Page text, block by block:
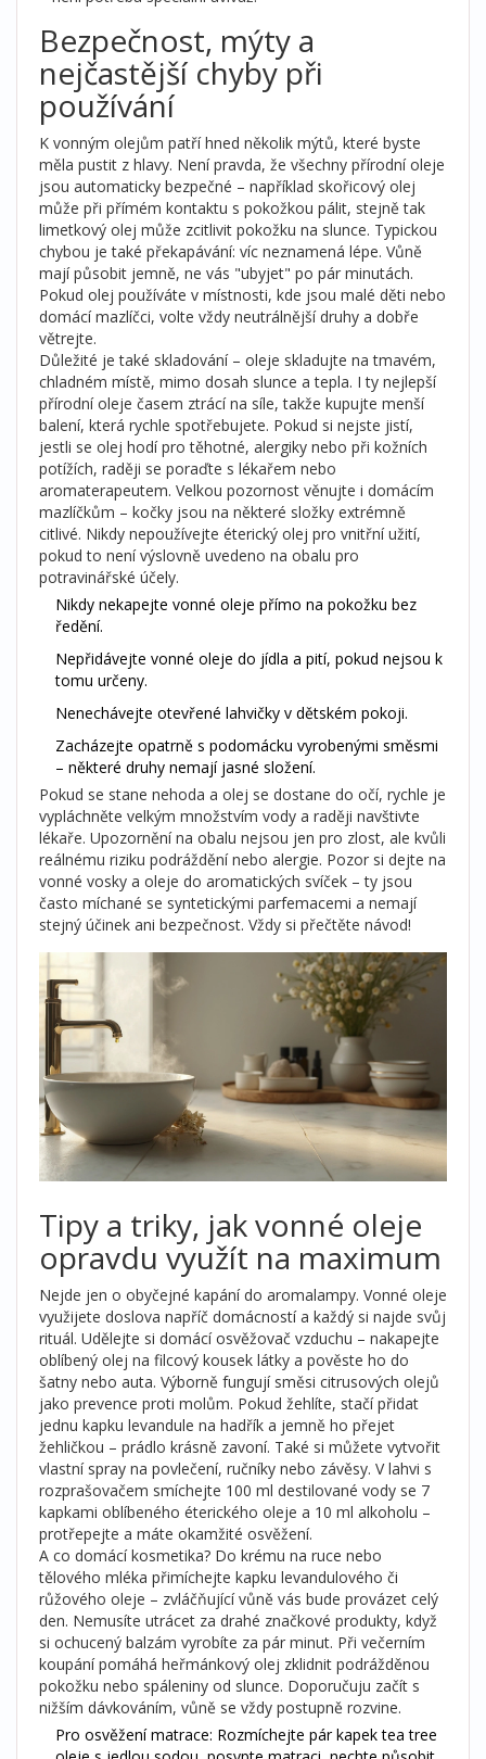
Bezpečnost, mýty a
nejčastější chyby při
používání
K vonným olejům patří hned několik mýtů, které byste
měla pustit z hlavy. Není pravda, že všechny přírodní oleje
jsou automaticky bezpečné – například skořicový olej
může při přímém kontaktu s pokožkou pálit, stejně tak
limetkový olej může zcitlivit pokožku na slunce. Typickou
chybou je také překapávání: víc neznamená lépe. Vůně
mají působit jemně, ne vás "ubyjet" po pár minutách.
Pokud olej používáte v místnosti, kde jsou malé děti nebo
domácí mazlíčci, volte vždy neutrálnější druhy a dobře
větrejte.
Důležité je také skladování – oleje skladujte na tmavém,
chladném místě, mimo dosah slunce a tepla. I ty nejlepší
přírodní oleje časem ztrácí na síle, takže kupujte menší
balení, která rychle spotřebujete. Pokud si nejste jistí,
jestli se olej hodí pro těhotné, alergiky nebo při kožních
potížích, raději se poraďte s lékařem nebo
aromaterapeutem. Velkou pozornost věnujte i domácím
mazlíčkům – kočky jsou na některé složky extrémně
citlivé. Nikdy nepoužívejte éterický olej pro vnitřní užití,
pokud to není výslovně uvedeno na obalu pro
potravinářské účely.
Nikdy nekapejte vonné oleje přímo na pokožku bez
ředění.
Nepřidávejte vonné oleje do jídla a pití, pokud nejsou k
tomu určeny.
Nenechávejte otevřené lahvičky v dětském pokoji.
Zacházejte opatrně s podomácku vyrobenými směsmi
– některé druhy nemají jasné složení.
Pokud se stane nehoda a olej se dostane do očí, rychle je
vypláchněte velkým množstvím vody a raději navštivte
lékaře. Upozornění na obalu nejsou jen pro zlost, ale kvůli
reálnému riziku podráždění nebo alergie. Pozor si dejte na
vonné vosky a oleje do aromatických svíček – ty jsou
často míchané se syntetickými parfemacemi a nemají
stejný účinek ani bezpečnost. Vždy si přečtěte návod!
Tipy a triky, jak vonné oleje
opravdu využít na maximum
Nejde jen o obyčejné kapání do aromalampy. Vonné oleje
využijete doslova napříč domácností a každý si najde svůj
rituál. Udělejte si domácí osvěžovač vzduchu – nakapejte
oblíbený olej na filcový kousek látky a pověste ho do
šatny nebo auta. Výborně fungují směsi citrusových olejů
jako prevence proti molům. Pokud žehlíte, stačí přidat
jednu kapku levandule na hadřík a jemně ho přejet
žehličkou – prádlo krásně zavoní. Také si můžete vytvořit
vlastní spray na povlečení, ručníky nebo závěsy. V lahvi s
rozprašovačem smíchejte 100 ml destilované vody se 7
kapkami oblíbeného éterického oleje a 10 ml alkoholu –
protřepejte a máte okamžité osvěžení.
A co domácí kosmetika? Do krému na ruce nebo
tělového mléka přimíchejte kapku levandulového či
růžového oleje – zvláčňující vůně vás bude provázet celý
den. Nemusíte utrácet za drahé značkové produkty, když
si ochucený balzám vyrobíte za pár minut. Při večerním
koupání pomáhá heřmánkový olej zklidnit podrážděnou
pokožku nebo spáleniny od slunce. Doporučuju začít s
nižším dávkováním, vůně se vždy postupně rozvine.
Pro osvěžení matrace: Rozmíchejte pár kapek tea tree